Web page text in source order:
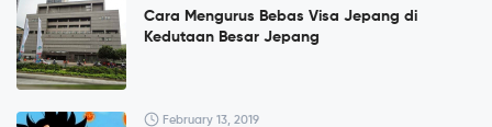
Cara Mengurus Bebas Visa Jepang di
Kedutaan Besar Jepang
February 13, 2019